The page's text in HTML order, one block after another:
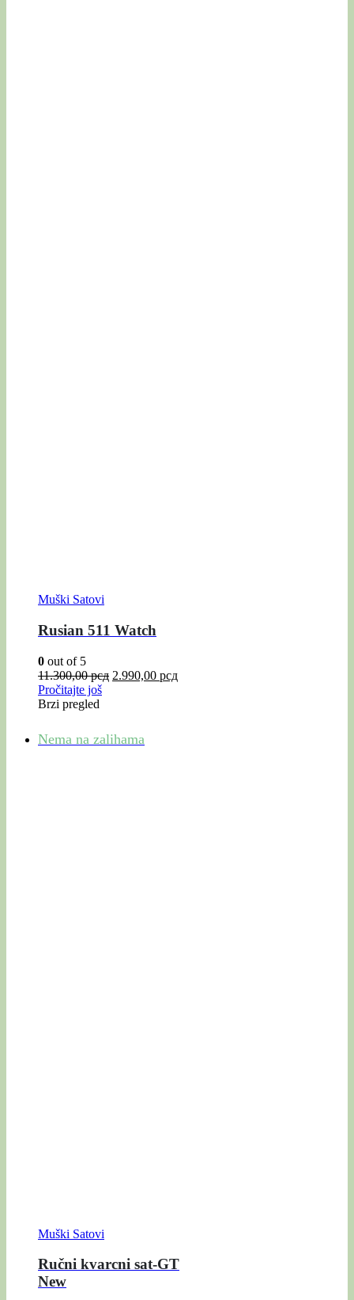
Muški Satovi
Rusian 511 Watch
0 out of 5
11.300,00рсд 2.990,00 рсд
Pročitajte još
Brzi pregled
Nema na zalihama
Muški Satovi
Ručni kvarcni sat-GT
New